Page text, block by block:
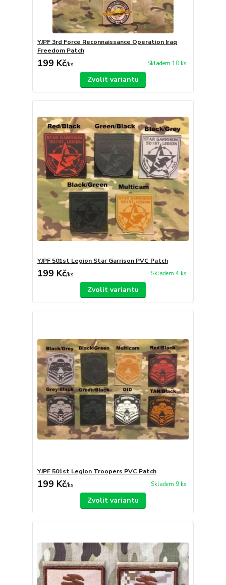
YJPF 3rd Force Reconnaissance Operation Iraq
Freedom Patch
199 Kč/ks Skladem 10 ks
Zvolit variantu
YJPF 501st Legion Star Garrison PVC Patch
199 Kč/ks Skladem 4 ks
Zvolit variantu
YJPF 501st Legion Troopers PVC Patch
199 Kč/ks Skladem 9 ks
Zvolit variantu